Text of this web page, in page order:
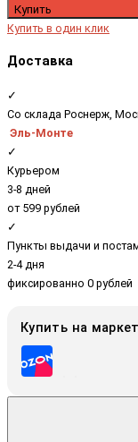
Купить
Купить в один клик
Доставка
✓
Со склада Роснерж,
Эль-Монте
✓
Курьером
3-8 дней
от 599 рублей
✓
Пункты выдачи и
2-4 дня
фиксированно 0 рублей
Купить на